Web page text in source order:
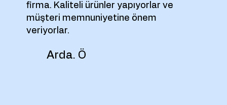
firma. Kaliteli ürünler yapıyorlar ve
müşteri memnuniyetine önem
veriyorlar.
Arda. Ö